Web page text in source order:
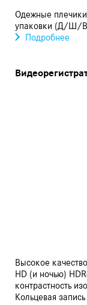
Одежные
упаковки (Д/Ш/
Подробнее
Высокое
HD (и ночью)
контрастность
Кольцевая